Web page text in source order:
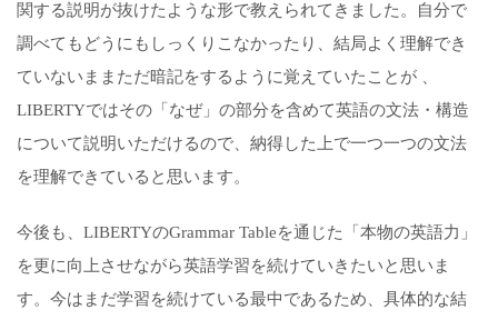
関する説明が抜けたような形で教えられてきました。自分で
調べてもどうにもしっくりこなかったり、結局よく理解でき
ていないままただ暗記をするように覚えていたことが 、
LIBERTYではその「なぜ」の部分を含めて英語の文法・構造
について説明いただけるので、納得した上で一つ一つの文法
を理解できていると思います。
今後も、LIBERTYのGrammar Tableを通じた「本物の英語力」
を更に向上させながら英語学習を続けていきたいと思いま
す。今はまだ学習を続けている最中であるため、具体的な結